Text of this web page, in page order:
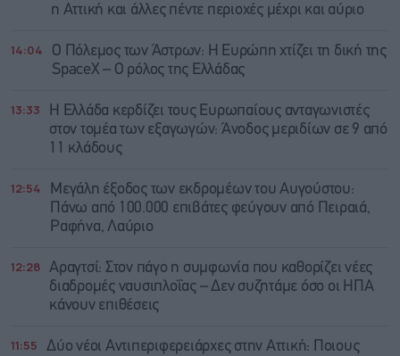
η Αττική και άλλες πέντε περιοχές μέχρι και αύριο
14:04
Ο Πόλεμος των Άστρων: Η Ευρώπη χτίζει τη δική της
SpaceX – Ο ρόλος της Ελλάδας
13:33
Η Ελλάδα κερδίζει τους Ευρωπαίους ανταγωνιστές
στον τομέα των εξαγωγών: Άνοδος μεριδίων σε 9 από
11 κλάδους
12:54
Μεγάλη έξοδος των εκδρομέων του Αυγούστου:
Πάνω από 100.000 επιβάτες φεύγουν από Πειραιά,
Ραφήνα, Λαύριο
12:28 Αραγτσί: Στον πάγο η συμφωνία που καθορίζει νέες
διαδρομές ναυσιπλοΐας – Δεν συζητάμε όσο οι ΗΠΑ
κάνουν επιθέσεις
11:55
Δύο νέοι Αντιπεριφερειάρχες στην Αττική: Ποιους